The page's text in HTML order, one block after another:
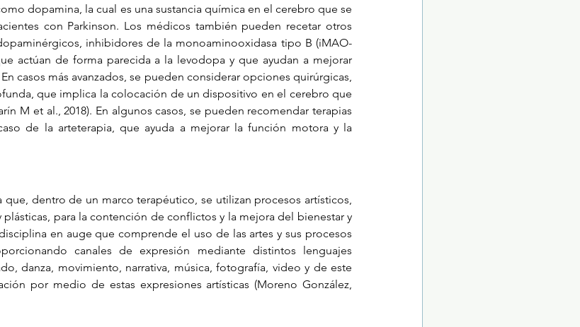
dopamina, la cual es una sustancia química en el cerebro que se
con Parkinson. Los médicos también pueden recetar otros
inhibidores de la monoaminooxidasa tipo B (iMAO-
actúan de forma parecida a la levodopa y que ayudan a mejorar
casos más avanzados, se pueden considerar opciones quirúrgicas,
que implica la colocación de un dispositivo en el cerebro que
M et al., 2018). En algunos casos, se pueden recomendar terapias
de la arteterapia, que ayuda a mejorar la función motora y la
que, dentro de un marco terapéutico, se utilizan procesos artísticos,
plásticas, para la contención de conflictos y la mejora del bienestar y
en auge que comprende el uso de las artes y sus procesos
canales de expresión mediante distintos lenguajes
danza, movimiento, narrativa, música, fotografía, video y de este
por medio de estas expresiones artísticas (Moreno González,